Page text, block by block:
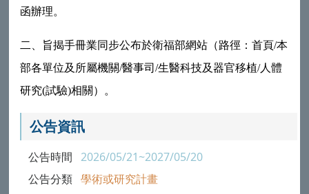
函辦理。
二、旨揭手冊業同步公布於衛福部網站（路徑：首頁/本
部各單位及所屬機關/醫事司/生醫科技及器官移植/人體
研究(試驗)相關）。
公告資訊
公告時間 2026/05/21~2027/05/20
公告分類 學術或研究計畫